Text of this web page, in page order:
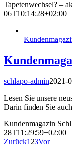
Tapetenwechsel? –
06T10:14:28+02:00
schlapo-admin2021-
Lesen Sie unsere
Darin finden Sie
Kundenmagazin
28T11:29:59+02:00
Zurück1 23Vor